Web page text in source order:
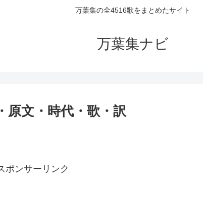
万葉集の全4516歌をまとめたサイト
万葉集ナビ
原文・時代・歌・訳
ポンサーリンク